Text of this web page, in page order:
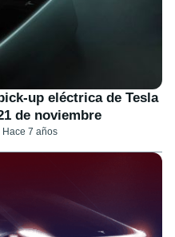
up eléctrica de Tesla
de noviembre
Hace 7 años